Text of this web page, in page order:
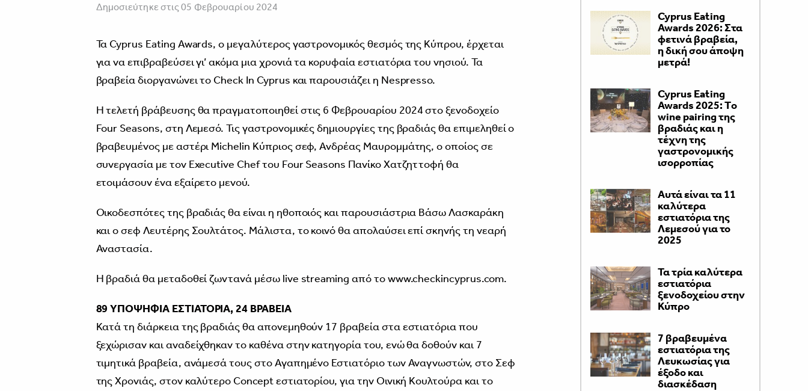
Δημοσιεύτηκε στις 05 Φεβρουαρίου 2024
Τα Cyprus Eating Awards, ο μεγαλύτερος γαστρονομικός θεσμός της Κύπρου, έρχεται
για να επιβραβεύσει γι’ ακόμα μια χρονιά τα κορυφαία εστιατόρια του νησιού. Τα
βραβεία διοργανώνει το Check In Cyprus και παρουσιάζει η Nespresso.
Η τελετή βράβευσης θα πραγματοποιηθεί στις 6 Φεβρουαρίου 2024 στο ξενοδοχείο
Four Seasons, στη Λεμεσό. Τις γαστρονομικές δημιουργίες της βραδιάς θα επιμεληθεί ο
βραβευμένος με αστέρι Michelin Κύπριος σεφ, Ανδρέας Μαυρομμάτης, ο οποίος σε
συνεργασία με τον Executive Chef του Four Seasons Πανίκο Χατζηττοφή θα
ετοιμάσουν ένα εξαίρετο μενού.
Οικοδεσπότες της βραδιάς θα είναι η ηθοποιός και παρουσιάστρια Βάσω Λασκαράκη
και ο σεφ Λευτέρης Σουλτάτος. Μάλιστα, το κοινό θα απολαύσει επί σκηνής τη νεαρή
Αναστασία.
Η βραδιά θα μεταδοθεί ζωντανά μέσω live streaming από το www.checkincyprus.com.
89 ΥΠΟΨΗΦΙΑ ΕΣΤΙΑΤΟΡΙΑ, 24 ΒΡΑΒΕΙΑ
Κατά τη διάρκεια της βραδιάς θα απονεμηθούν 17 βραβεία στα εστιατόρια που
ξεχώρισαν και αναδείχθηκαν το καθένα στην κατηγορία του, ενώ θα δοθούν και 7
τιμητικά βραβεία, ανάμεσά τους στο Αγαπημένο Εστιατόριο των Αναγνωστών, στο Σεφ
της Χρονιάς, στον καλύτερο Concept εστιατορίου, για την Οινική Κουλτούρα και το
Cyprus Eating
Awards 2026: Στα
φετινά βραβεία,
η δική σου άποψη
μετρά!
Cyprus Eating
Awards 2025: Τo
wine pairing της
βραδιάς και η
τέχνη της
γαστρονομικής
ισορροπίας
Αυτά είναι τα 11
καλύτερα
εστιατόρια της
Λεμεσού για το
2025
Τα τρία καλύτερα
εστιατόρια
ξενοδοχείου στην
Κύπρο
7 βραβευμένα
εστιατόρια της
Λευκωσίας για
έξοδο και
διασκέδαση